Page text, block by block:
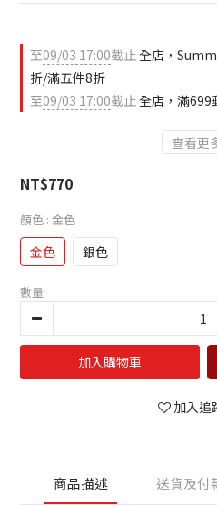
至09/03 17:00截止全店，
折/滿五件8折
至09/03 17:00截止全店，滿699
查看更
NT$770
顏色 : 金色
金色 銀色
數量
加入購物車
加入追
商品描述 送貨及付